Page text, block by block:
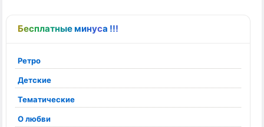
Бесплатные минуса !!!
Ретро
Детские
Тематические
О любви